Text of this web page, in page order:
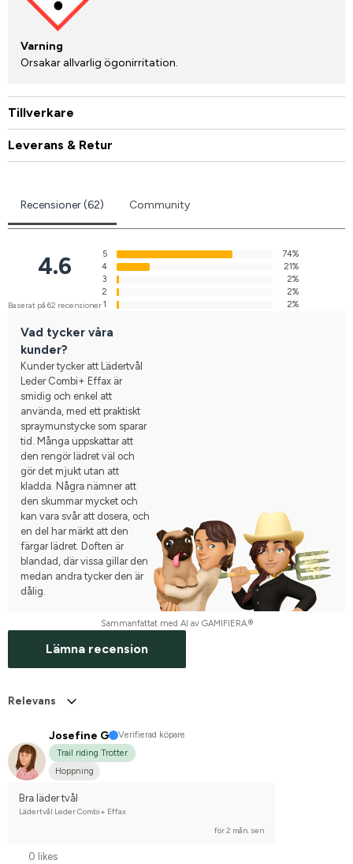
Varning
Orsakar allvarlig ögonirritation.
Tillverkare
Leverans & Retur
Recensioner (62) Community
4.6
Baserat på 62 recensioner
5
74%
4
21%
3
2%
2
2%
1
2%
Vad tycker våra
kunder?
Kunder tycker att Lädertvål
Leder Combi+ Effax är
smidig och enkel att
använda, med ett praktiskt
spraymunstycke som sparar
tid. Många uppskattar att
den rengör lädret väl och
gör det mjukt utan att
kladda. Några nämner att
den skummar mycket och
kan vara svår att dosera, och
en del har märkt att den
färgar lädret. Doften är
blandad, där vissa gillar den
medan andra tycker den är
dålig.
Sammanfattat med AI av GAMIFIERA.®
Lämna recension
Relevans
Josefine G
Verifierad köpare
Trail riding Trotter
Hoppning
Bra läder tvål
Lädertvål Leder Combi+ Effax
för 2 mån. sen
0 likes